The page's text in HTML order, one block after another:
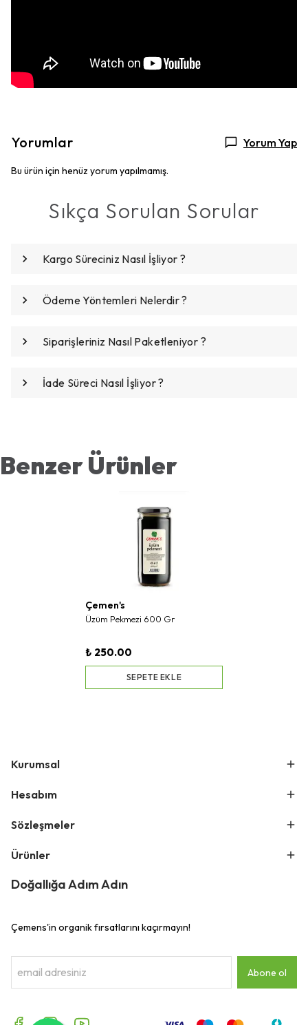
Yorumlar Yorum Yap
Bu ürün için henüz yorum yapılmamış.
Sıkça Sorulan Sorular
Kargo Süreciniz Nasıl İşliyor ?
Ödeme Yöntemleri Nelerdir ?
Siparişleriniz Nasıl Paketleniyor ?
İade Süreci Nasıl İşliyor ?
Benzer Ürünler
Çemen's
Üzüm Pekmezi 600 Gr
₺ 250.00
SEPETE EKLE
Kurumsal
Hesabım
Sözleşmeler
Ürünler
Doğallığa Adım Adın
Çemens'in organik fırsatlarını kaçırmayın!
Abone ol